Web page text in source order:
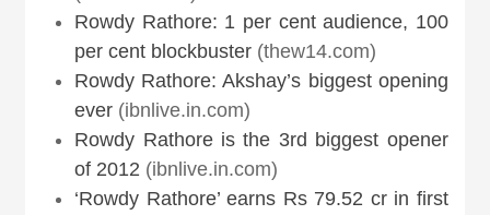
Rowdy Rathore: 1 per cent audience, 100
per cent blockbuster (thew14.com)
Rowdy Rathore: Akshay’s biggest opening
ever (ibnlive.in.com)
Rowdy Rathore is the 3rd biggest opener
of 2012 (ibnlive.in.com)
‘Rowdy Rathore’ earns Rs 79.52 cr in first